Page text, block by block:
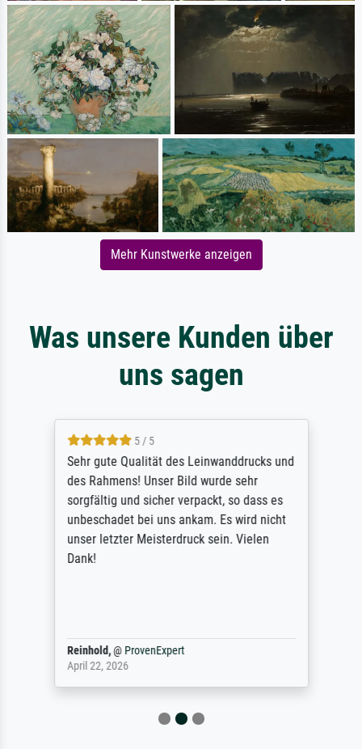
Mehr Kunstwerke anzeigen
Was unsere Kunden über
uns sagen
5 / 5
Sehr gute Qualität des Leinwanddrucks und
des Rahmens! Unser Bild wurde sehr
sorgfältig und sicher verpackt, so dass es
unbeschadet bei uns ankam. Es wird nicht
unser letzter Meisterdruck sein. Vielen
Dank!
Reinhold,@ ProvenExpert
April 22, 2026